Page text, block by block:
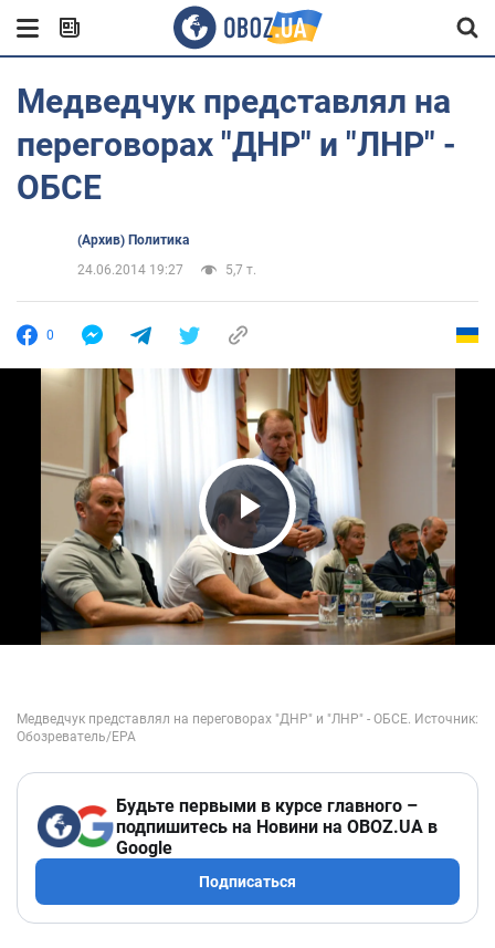
Медведчук представлял на
переговорах "ДНР" и "ЛНР" -
ОБСЕ
(Архив) Политика
24.06.2014 19:27
5,7 т.
0
Play Video
Будьте первыми в курсе главного –
подпишитесь на Новини на OBOZ.UA в
Google
Подписаться